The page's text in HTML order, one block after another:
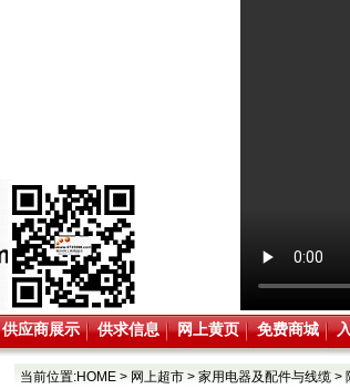
供应商展示 供求信息 网上黄页 免费商城
当前位置:HOME > 网上超市 > 家用电器及配件与线缆 >